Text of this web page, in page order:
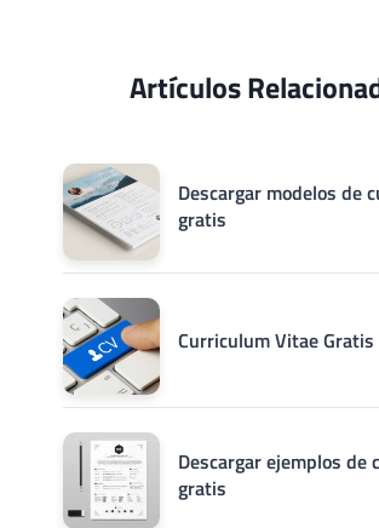
Artículos
Descargar modelos de
gratis
Curriculum Vitae Gratis
Descargar ejemplos de
gratis